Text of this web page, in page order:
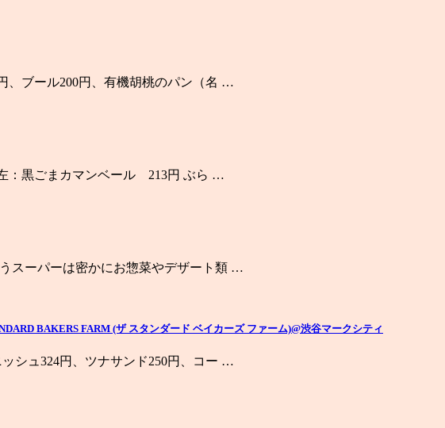
、ブール200円、有機胡桃のパン（名 …
：黒ごまカマンベール 213円 ぶら …
スーパーは密かにお惣菜やデザート類 …
BAKERS FARM (ザ スタンダード ベイカーズ ファーム)@渋谷マークシティ
シュ324円、ツナサンド250円、コー …